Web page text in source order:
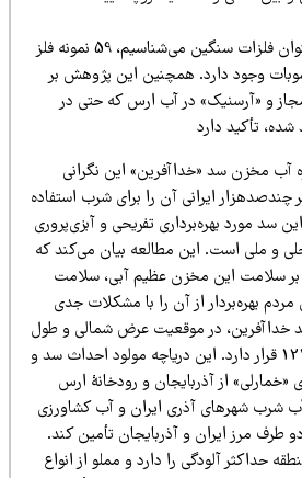
از مجموع عناصری که به‌عنوان فلزات سنگین می‌شناسیم، 59 نمونه فلز
وجود دارد. همچنین این پژوهش بر
در آب ارس که حتی در
دارد
سد «خداآفرین» این نگرانی
ایرانی آن را برای شرب استفاده
بهره‌برداری تفریحی و آبزی‌پروری
است. این مطالعه بیان می‌کند که
این مخزن عظیم آبی، سلامت
از آن را با مشکلات جدی
در موقعیت عرض شمالی و طول
559.3909 ، 121.4656 قرار دارد. این دریاچه مولود احداث سد و
از آذربایجان و رودخانۀ ارس
آذری ایران و آب کشاورزی
ایران و آذربایجان تأمین کند.
آلودگی را دارد و مملو از انواع